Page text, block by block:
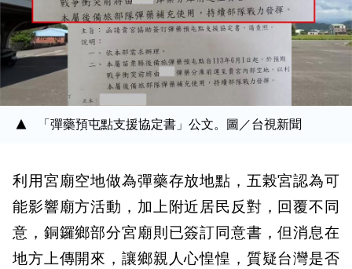
「彈藥預屯點支援協定書」公文。圖／台視新聞
利用宮廟空地做為彈藥存放地點，五榖宮認為可
能影響廟方活動，加上附近居民反對，回覆不同
意，銅鑼鄉部分宮廟則已簽訂同意書，但消息在
地方上傳開來，讓鄉親人心惶惶，質疑台灣是否